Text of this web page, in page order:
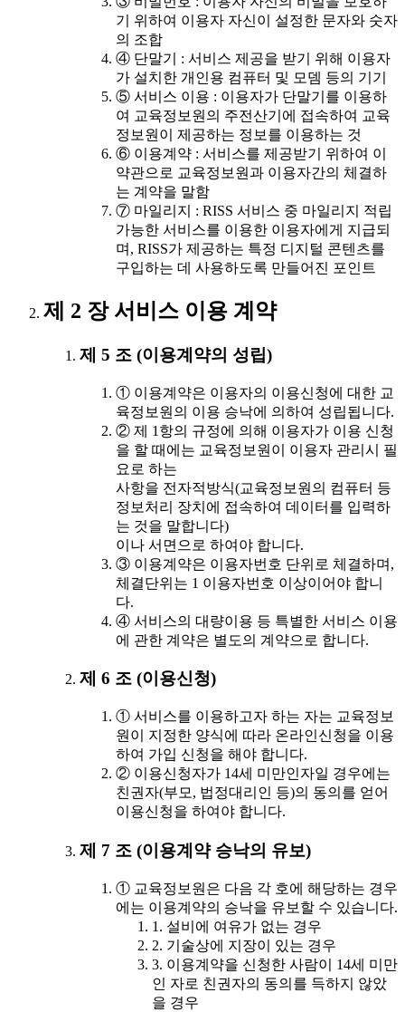
기 위하여 이용자 자신이 설정한 문자와 숫자
의 조합
④ 단말기 : 서비스 제공을 받기 위해 이용자
가 설치한 개인용 컴퓨터 및 모뎀 등의 기기
⑤ 서비스 이용 : 이용자가 단말기를 이용하
여 교육정보원의 주전산기에 접속하여 교육
정보원이 제공하는 정보를 이용하는 것
⑥ 이용계약 : 서비스를 제공받기 위하여 이
약관으로 교육정보원과 이용자간의 체결하
는 계약을 말함
⑦ 마일리지 : RISS 서비스 중 마일리지 적립
가능한 서비스를 이용한 이용자에게 지급되
며, RISS가 제공하는 특정 디지털 콘텐츠를
구입하는 데 사용하도록 만들어진 포인트
제 2 장 서비스 이용 계약
제 5 조 (이용계약의 성립)
① 이용계약은 이용자의 이용신청에 대한 교
육정보원의 이용 승낙에 의하여 성립됩니다.
② 제 1항의 규정에 의해 이용자가 이용 신청
을 할 때에는 교육정보원이 이용자 관리시 필
요로 하는
사항을 전자적방식(교육정보원의 컴퓨터 등
정보처리 장치에 접속하여 데이터를 입력하
는 것을 말합니다)
이나 서면으로 하여야 합니다.
③ 이용계약은 이용자번호 단위로 체결하며,
체결단위는 1 이용자번호 이상이어야 합니
다.
④ 서비스의 대량이용 등 특별한 서비스 이용
에 관한 계약은 별도의 계약으로 합니다.
제 6 조 (이용신청)
① 서비스를 이용하고자 하는 자는 교육정보
원이 지정한 양식에 따라 온라인신청을 이용
하여 가입 신청을 해야 합니다.
② 이용신청자가 14세 미만인자일 경우에는
친권자(부모, 법정대리인 등)의 동의를 얻어
이용신청을 하여야 합니다.
제 7 조 (이용계약 승낙의 유보)
① 교육정보원은 다음 각 호에 해당하는 경우
에는 이용계약의 승낙을 유보할 수 있습니다.
1. 설비에 여유가 없는 경우
2. 기술상에 지장이 있는 경우
3. 이용계약을 신청한 사람이 14세 미만
인 자로 친권자의 동의를 득하지 않았
을 경우